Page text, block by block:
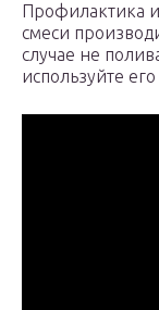
Профилактика
смеси
случае не
используйте